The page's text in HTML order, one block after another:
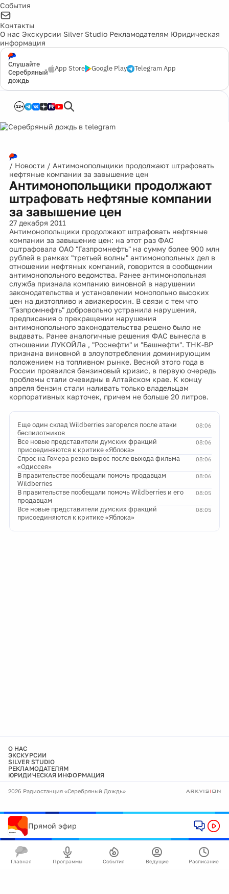
События
Контакты
О нас Экскурсии Silver Studio Рекламодателям Юридическая
информация
Слушайте
Серебряный
дождь
App Store Google Play Telegram App
12+
/ Новости / Антимонопольщики продолжают штрафовать
нефтяные компании за завышение цен
Антимонопольщики продолжают
штрафовать нефтяные компании
за завышение цен
27 декабря 2011
Антимонопольщики продолжают штрафовать нефтяные
компании за завышение цен: на этот раз ФАС
оштрафовала ОАО "Газпромнефть" на сумму более 900 млн
рублей в рамках "третьей волны" антимонопольных дел в
отношении нефтяных компаний, говорится в сообщении
антимонопольного ведомства. Ранее антимонопольная
служба признала компанию виновной в нарушении
законодательства и установлении монопольно высоких
цен на дизтопливо и авиакеросин. В связи с тем что
"Газпромнефть" добровольно устранила нарушения,
предписания о прекращении нарушения
антимонопольного законодательства решено было не
выдавать. Ранее аналогичные решения ФАС вынесла в
отношении ЛУКОЙЛа , "Роснефти" и "Башнефти". ТНК-ВР
признана виновной в злоупотреблении доминирующим
положением на топливном рынке. Весной этого года в
России проявился бензиновый кризис, в первую очередь
проблемы стали очевидны в Алтайском крае. К концу
апреля бензин стали наливать только владельцам
корпоративных карточек, причем не больше 20 литров.
08:06
Еще один склад Wildberries загорелся после атаки
беспилотников
08:06
Все новые представители думских фракций
присоединяются к критике «Яблока»
08:06
Спрос на Гомера резко вырос после выхода фильма
«Одиссея»
08:06
В правительстве пообещали помочь продавцам
Wildberries
08:05
В правительстве пообещали помочь Wildberries и его
продавцам
08:05
Все новые представители думских фракций
присоединяются к критике «Яблока»
О НАС
ЭКСКУРСИИ
SILVER STUDIO
РЕКЛАМОДАТЕЛЯМ
ЮРИДИЧЕСКАЯ ИНФОРМАЦИЯ
2026 Радиостанция «Серебряный Дождь»
Прямой эфир
Главная Программы События Ведущие Расписание